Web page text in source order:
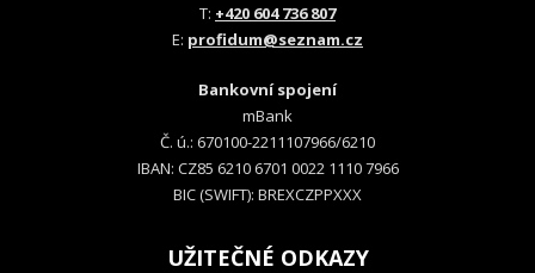
T: +420 604 736 807
E: profidum@seznam.cz
Bankovní spojení
mBank
Č. ú.: 670100-2211107966/6210
IBAN: CZ85 6210 6701 0022 1110 7966
BIC (SWIFT): BREXCZPPXXX
UŽITEČNÉ ODKAZY